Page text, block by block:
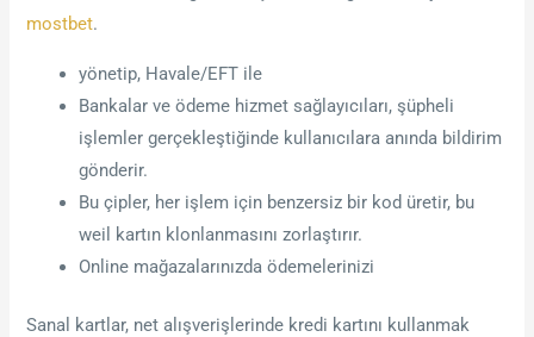
mostbet.
yönetip, Havale/EFT ile
Bankalar ve ödeme hizmet sağlayıcıları, şüpheli
işlemler gerçekleştiğinde kullanıcılara anında bildirim
gönderir.
Bu çipler, her işlem için benzersiz bir kod üretir, bu
weil kartın klonlanmasını zorlaştırır.
Online mağazalarınızda ödemelerinizi
Sanal kartlar, net alışverişlerinde kredi kartını kullanmak